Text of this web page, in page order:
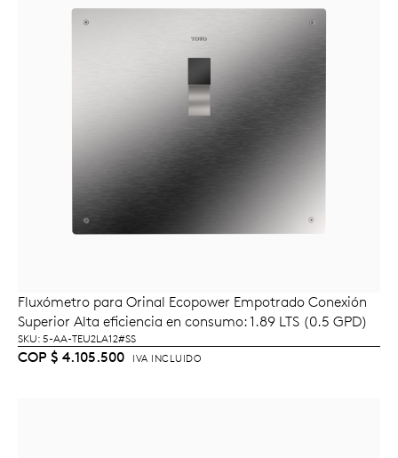
AÑADIR AL CARRITO
Fluxómetro para Orinal Ecopower Empotrado Conexión
Superior Alta eficiencia en consumo: 1.89 LTS (0.5 GPD)
SKU: 5-AA-TEU2LA12#SS
COP $ 4.105.500 IVA INCLUIDO